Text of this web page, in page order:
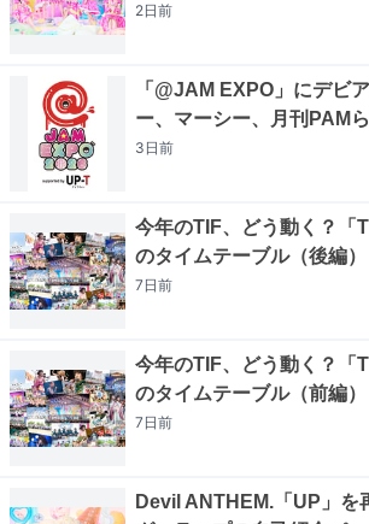
2日前
「@JAM EXPO」にデビ
ー、マーシー、月刊PAM
3日前
今年のTIF、どう動く？「
のタイムテーブル（後編）
7日前
今年のTIF、どう動く？「
のタイムテーブル（前編）
7日前
Devil ANTHEM.「UP」を